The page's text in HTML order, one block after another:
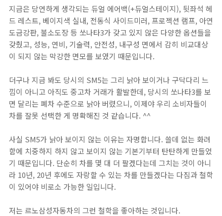
지금은 당연하게 생각되는 듀얼 에어백(+듀얼스테이지), 뒷좌석 헤
드 레스트, 베이지색 실내, 전동식 사이드미러, 프로젝션 램프, 아연
도금강판, 불소도장 등 쏘나타3가 갖고 있지 않은 다양한 옵션들을
갖췄고, 성능, 연비, 기술력, 안전성, 내구성 면에서 감히 비교대상
이 되지 않는 막강한 면모를 보였기 때문입니다.
더구나 지금 봐도 당시의 SM5는 그리 낡아 보이거나 구닥다리 느
낌이 아니고 아직도 중고차 거래가 활발한데, 당시의 쏘나타3를 보
면 달리는 폐차 수준으로 낡아 버렸으니, 이제야 우리 소비자들이
차를 잘못 선택한 게 명확해진 것 같습니다. ^^
사실 SM5가 낡아 보이지 않는 이유는 자명합니다. 쓸데 없는 화려
함에 치중하지 하지 않고 보이지 않는 기본기부터 탄탄하게 만들었
기 때문입니다. 단순히 차를 몇 대 더 팔겠다는데 그치는 것이 아니
라 10년, 20년 후에도 자랑할 수 있는 차를 만들겠다는 다짐과 철학
이 있어야 비로소 가능한 일입니다.
저는 르노삼성자동차의 그런 철학을 좋아하는 것입니다.